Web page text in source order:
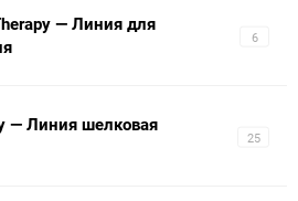
6
— Линия для
25
— Линия шелковая